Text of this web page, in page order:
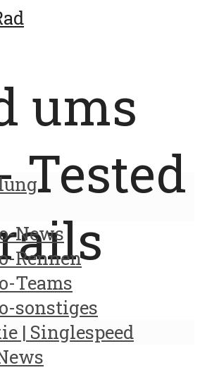
ums
Tested
News
Rennen
Teams
sonstiges
| Singlespeed